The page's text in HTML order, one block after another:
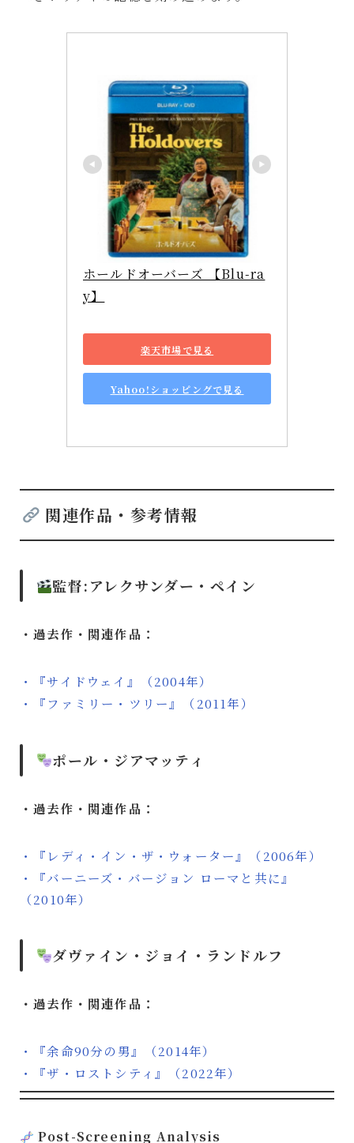
ホールドオーバーズ 【Blu-ra
y】
楽天市場で見る
Yahoo!ショッピングで見る
関連作品・参考情報
監督:アレクサンダー・ペイン
・過去作・関連作品：
・『サイドウェイ』（2004年）
・『ファミリー・ツリー』（2011年）
ポール・ジアマッティ
・過去作・関連作品：
・『レディ・イン・ザ・ウォーター』（2006年）
・『バーニーズ・バージョン ローマと共に』
（2010年）
ダヴァイン・ジョイ・ランドルフ
・過去作・関連作品：
・『余命90分の男』（2014年）
・『ザ・ロストシティ』（2022年）
Post-Screening Analysis